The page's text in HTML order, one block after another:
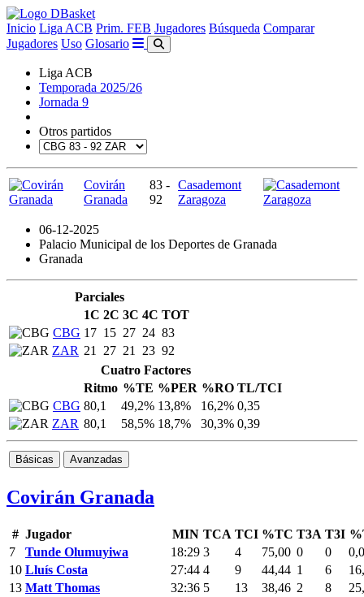
Inicio Liga ACB Prim. FEB Jugadores Búsqueda Comparar
Jugadores Uso Glosario
Liga ACB
Temporada 2025/26
Jornada 9
Otros partidos
Covirán
Granada
83 -
92
Casademont
Zaragoza
06-12-2025
Palacio Municipal de los Deportes de Granada
Granada
Parciales
1C 2C 3C 4C TOT
CBG 17 15 27 24 83
ZAR 21 27 21 23 92
Cuatro Factores
Ritmo %TE %PER %RO TL/TCI
CBG 80,1 49,2% 13,8% 16,2% 0,35
ZAR 80,1 58,5% 18,7% 30,3% 0,39
Básicas Avanzadas
Covirán Granada
# Jugador MIN TCA TCI %TC T3A T3I
7
Tunde Olumuyiwa 18:29 3 4 75,00 0 0
0,0
10 Lluís Costa 27:44 4 9 44,44 1 6
13 Matt Thomas 32:36 5 13 38,46 2 8